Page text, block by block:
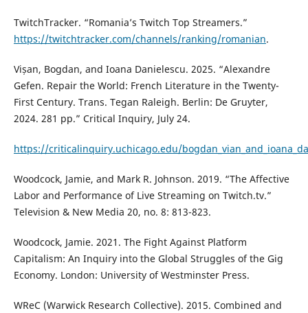
TwitchTracker. “Romania’s Twitch Top Streamers.”
https://twitchtracker.com/channels/ranking/romanian.
Vișan, Bogdan, and Ioana Danielescu. 2025. “Alexandre
Gefen. Repair the World: French Literature in the Twenty-
First Century. Trans. Tegan Raleigh. Berlin: De Gruyter,
2024. 281 pp.” Critical Inquiry, July 24.
https://criticalinquiry.uchicago.edu/
Woodcock, Jamie, and Mark R. Johnson. 2019. “The Affective
Labor and Performance of Live Streaming on Twitch.tv.”
Television & New Media 20, no. 8: 813-823.
Woodcock, Jamie. 2021. The Fight Against Platform
Capitalism: An Inquiry into the Global Struggles of the Gig
Economy. London: University of Westminster Press.
WReC (Warwick Research Collective). 2015. Combined and